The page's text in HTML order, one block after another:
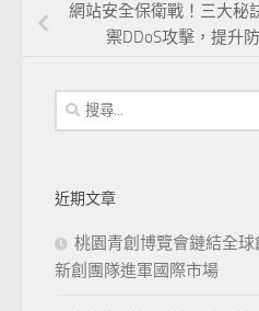
網站安全保衛戰！三大秘
禦DDoS攻擊，提升
搜
尋
字:
近期文章
桃園青創博覽會鏈結全
新創團隊進軍國際市場